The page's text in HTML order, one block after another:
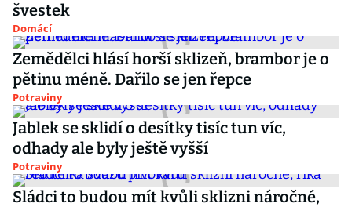
švestek
Domácí
Zemědělci hlásí horší sklizeň, brambor je o
pětinu méně. Dařilo se jen řepce
Potraviny
Jablek se sklidí o desítky tisíc tun víc,
odhady ale byly ještě vyšší
Potraviny
Sládci to budou mít kvůli sklizni náročné,